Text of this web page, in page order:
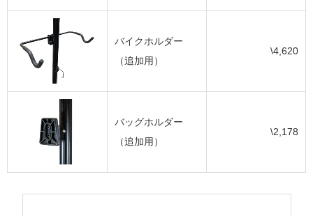
バイクホルダー
（追加用）
\4,620
バッグホルダー
（追加用）
\2,178